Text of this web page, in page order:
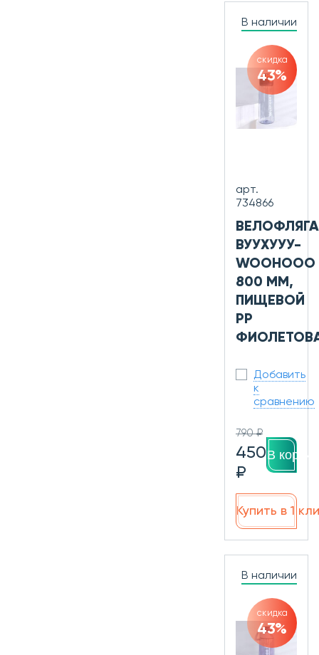
В наличии
скидка
43%
арт.
734866
ВЕЛОФЛЯГА
ВУУХУУУ-
WOOHOOO
800 ММ,
ПИЩЕВОЙ
PP
Добавить
к
сравнению
790 ₽
450
₽
В
Купить в 1
В наличии
скидка
43%